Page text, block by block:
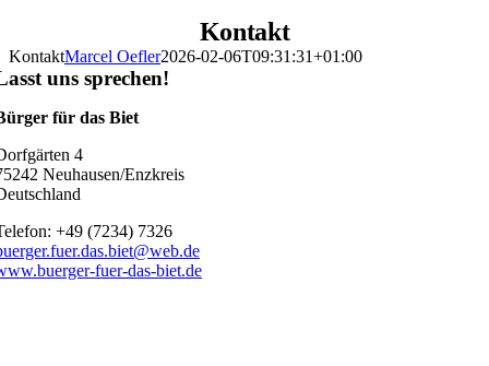
Kontakt
KontaktMarcel Oefler2026-02-06T09:31:31+01:00
uns sprechen!
für das Biet
4
Neuhausen/Enzkreis
+49 (7234) 7326
fuer-das-biet.de